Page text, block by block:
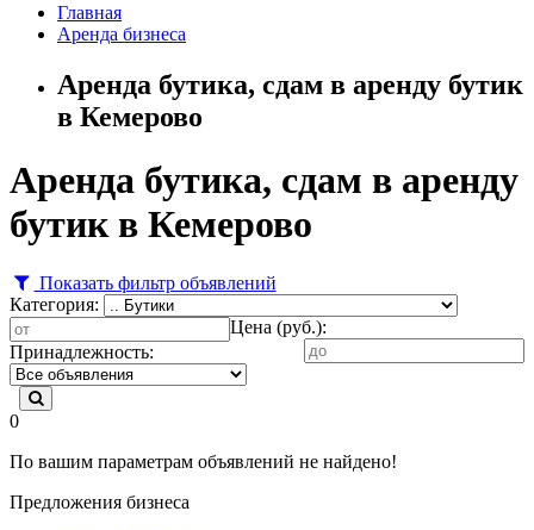
Главная
Аренда бизнеса
Аренда бутика, сдам в аренду бутик
в Кемерово
Аренда бутика, сдам в аренду
бутик в Кемерово
Показать фильтр объявлений
Категория:
Цена (руб.):
Принадлежность:
0
По вашим параметрам объявлений не найдено!
Предложения бизнеса